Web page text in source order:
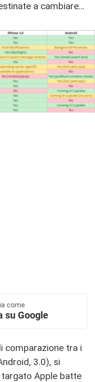
a cambiare…
come
su Google
comparazione tra i
3.0), si
targato Apple batte